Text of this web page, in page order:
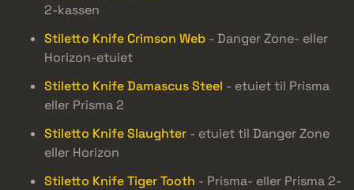
2-kassen
Stiletto Knife Crimson Web - Danger Zone- eller
Horizon-etuiet
Stiletto Knife Damascus Steel - etuiet til Prisma
eller Prisma 2
Stiletto Knife Slaughter - etuiet til Danger Zone
eller Horizon
Stiletto Knife Tiger Tooth - Prisma- eller Prisma 2-